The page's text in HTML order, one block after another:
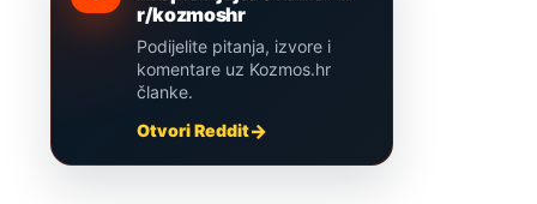
r/kozmoshr
Podijelite pitanja, izvore i
komentare uz Kozmos.hr
članke.
Otvori Reddit